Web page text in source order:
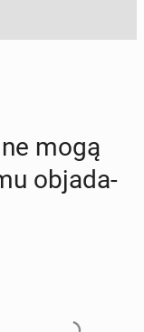
mogą
ob­ja­da­